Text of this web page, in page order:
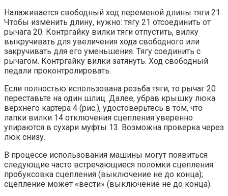
Налаживается свободный ход переменой длины тяги 21.
Чтобы изменить длину, нужно: тягу 21 отсоединить от
рычага 20. Контргайку вилки тяги отпустить, вилку
выкручивать для увеличения хода свободного или
закручивать для его уменьшения. Тягу соединить с
рычагом. Контргайку вилки затянуть. Ход свободный
педали проконтролировать.
Если полностью использована резьба тяги, то рычаг 20
переставьте на один шлиц. Далее, убрав крышку люка
верхнего картера 4 (рис.), удостоверьтесь в том, что
лапки вилки 14 отключения сцепления уверенно
упираются в сухари муфты 13. Возможна проверка через
люк снизу.
В процессе использования машины могут появиться
следующие часто встречающиеся поломки сцепления:
пробуксовка сцепления (выключение не до конца);
сцепление может «вести» (выключение не до конца).